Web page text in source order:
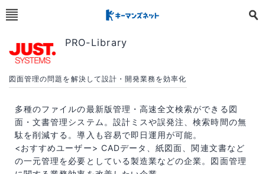
PRO-Library
図面管理の問題を解決して設計・開発業務を効率化
多種のファイルの最新版管理・高速全文検索ができる図
面・文書管理システム。設計ミスや誤発注、検索時間の無
駄を削減する。導入も容易で即日運用が可能。
<おすすめユーザー> CADデータ、紙図面、関連文書など
の一元管理を必要としている製造業などの企業。図面管理